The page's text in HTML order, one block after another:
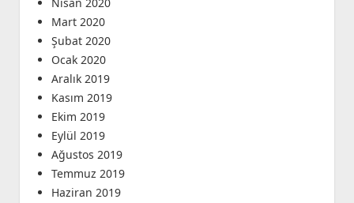
Nisan 2020
Mart 2020
Şubat 2020
Ocak 2020
Aralık 2019
Kasım 2019
Ekim 2019
Eylül 2019
Ağustos 2019
Temmuz 2019
Haziran 2019